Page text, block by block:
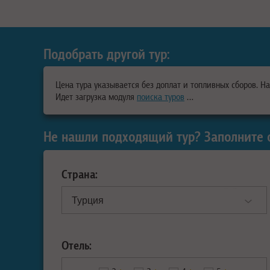
Подобрать другой тур:
Цена тура указывается без доплат и топливных сборов.
Идет загрузка модуля поиска туров …
Не нашли подходящий тур?
Страна:
Отель: